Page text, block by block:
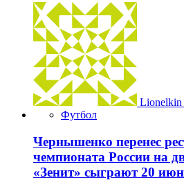
Lionelkin
Футбол
Чернышенко перенес
чемпионата России на
«Зенит» сыграют 20